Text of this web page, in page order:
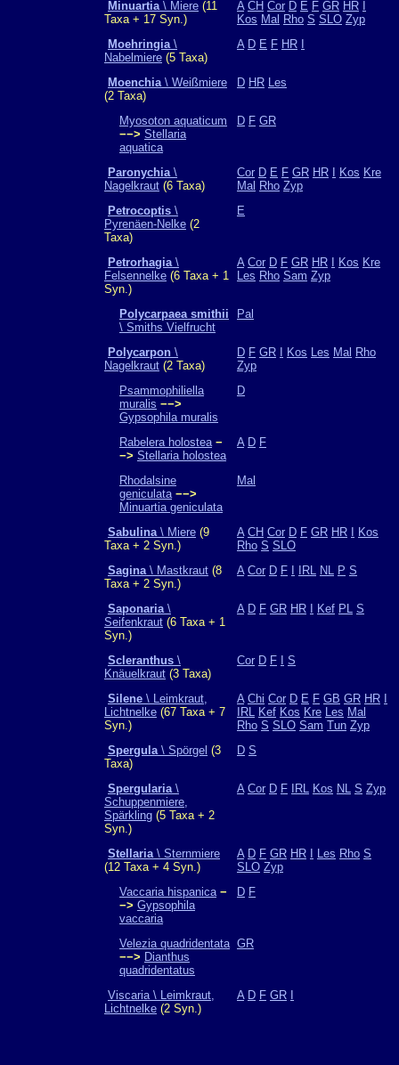
Minuartia\ Miere (11
Taxa + 17 Syn.)
A CH Cor D E F GR HR
Kos Mal Rho S SLO Zyp
Moehringia\
Nabelmiere (5 Taxa)
A D E F HR
Moenchia\ Weißmiere
(2 Taxa)
D HR Les
Myosoton aquaticum
−−> Stellaria
aquatica
D F GR
Paronychia\
Nagelkraut (6 Taxa)
Cor D E F GR HR Kos Kre
Mal Rho Zyp
Petrocoptis \
Pyrenäen-Nelke (2
Taxa)
E
Petrorhagia\
Felsennelke (6 Taxa + 1
Syn.)
A Cor D F GR HR Kos Kre
Les Rho Sam Zyp
Polycarpaea smithii
\ Smiths Vielfrucht
Pal
Polycarpon \
Nagelkraut (2 Taxa)
D F GR Kos Les Mal Rho
Zyp
Psammophiliella
muralis −−>
Gypsophila muralis
D
Rabelera holostea −
−> Stellaria holostea
A D F
Rhodalsine
geniculata −−>
Minuartia geniculata
Mal
Sabulina\ Miere (9
Taxa + 2 Syn.)
A CH Cor D F GR HR
Kos
Rho S SLO
Sagina\ Mastkraut (8
Taxa + 2 Syn.)
A Cor D F IRL NL P S
Saponaria\
Seifenkraut (6 Taxa + 1
Syn.)
A D F GR HR Kef PL S
Scleranthus \
Knäuelkraut (3 Taxa)
Cor D F S
Silene \ Leimkraut,
Lichtnelke (67 Taxa + 7
Syn.)
A Chi Cor D E F GB GR HR
IRL Kef Kos Kre Les Mal
Rho S SLO Sam Tun Zyp
Spergula\ Spörgel (3
Taxa)
D S
Spergularia\
Schuppenmiere,
Spärkling (5 Taxa + 2
Syn.)
A Cor D F IRL Kos NL S Zyp
Stellaria\ Sternmiere
(12 Taxa + 4 Syn.)
A D F GR HR Les Rho S
SLO Zyp
Vaccaria hispanica −
−> Gypsophila
vaccaria
D F
Velezia quadridentata
−−> Dianthus
quadridentatus
GR
Viscaria \ Leimkraut,
Lichtnelke (2 Syn.)
A D F GR